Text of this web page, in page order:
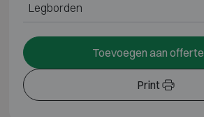
Legborden
Print
Toevoegen aan offerte